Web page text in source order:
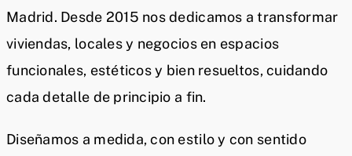
Madrid. Desde 2015 nos dedicamos a transformar
viviendas, locales y negocios en espacios
funcionales, estéticos y bien resueltos, cuidando
cada detalle de principio a fin.
Diseñamos a medida, con estilo y con sentido